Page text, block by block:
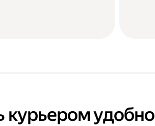
курьером удобно